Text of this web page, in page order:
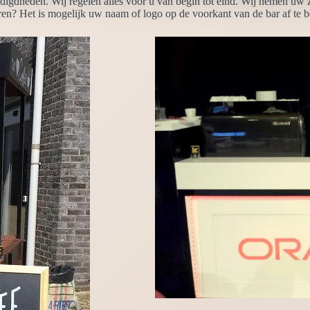
Het is mogelijk uw naam of logo op de voorkant van de bar af te